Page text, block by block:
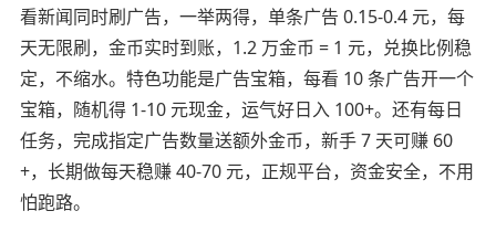
看新闻同时刷广告，一举两得，单条广告 0.15-0.4 元，每
天无限刷，金币实时到账，1.2 万金币 = 1 元，兑换比例稳
定，不缩水。特色功能是广告宝箱，每看 10 条广告开一个
宝箱，随机得 1-10 元现金，运气好日入 100+。还有每日
任务，完成指定广告数量送额外金币，新手 7 天可赚 60
+，长期做每天稳赚 40-70 元，正规平台，资金安全，不用
怕跑路。